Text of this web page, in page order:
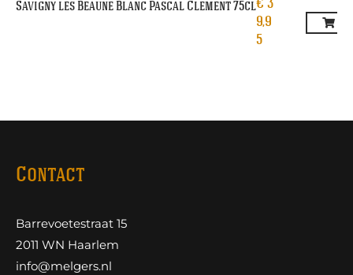
Savigny les Beaune Blanc Pascal Clement 75cl€ 3
9,9
5
Contact
Barrevoetestraat 15
2011 WN Haarlem
info@melgers.nl